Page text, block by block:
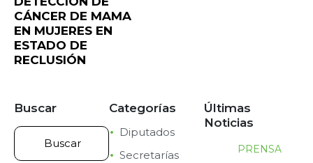
CÁNCER DE MAMA
EN MUJERES EN
ESTADO DE
RECLUSIÓN
Buscar Categorías
Diputados
Secretarías
Últimas
Noticias
PRENSA